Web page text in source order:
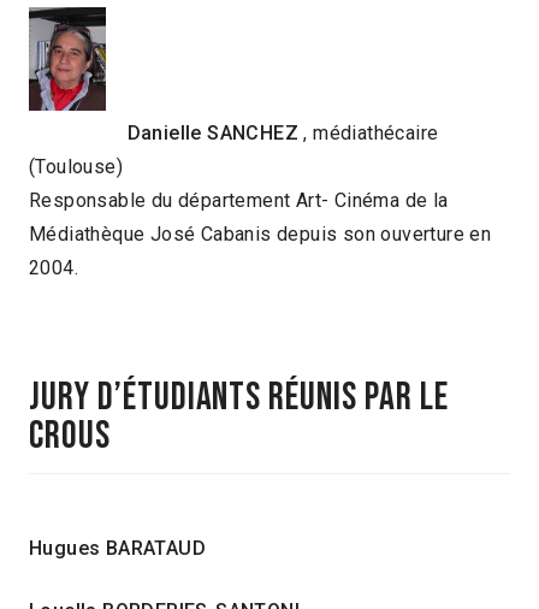
Danielle SANCHEZ , médiathécaire
(Toulouse)
Responsable du département Art- Cinéma de la
Médiathèque José Cabanis depuis son ouverture en
2004.
Jury d’étudiants réunis par le
CROUS
Hugues BARATAUD